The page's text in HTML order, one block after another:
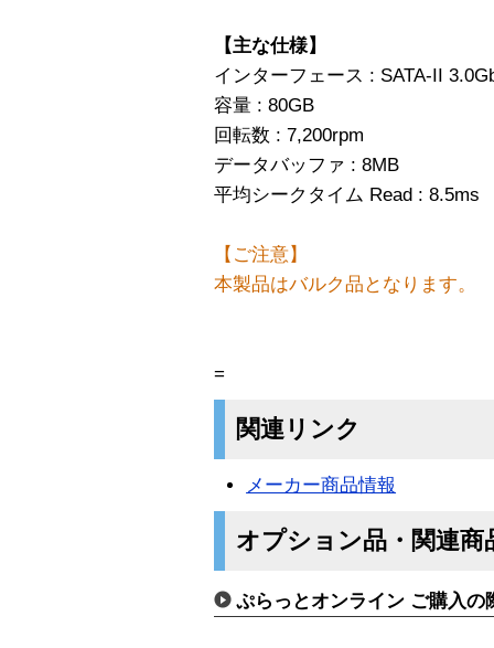
【主な仕様】
インターフェース : SATA-II
容量 : 80GB
回転数 : 7,200rpm
データバッファ : 8MB
平均シークタイム Read : 8.5ms
【ご注意】
本製品はバルク品となります。
=
関連リンク
メーカー商品情報
オプション品・関連商
ぷらっとオンライン ご購入の